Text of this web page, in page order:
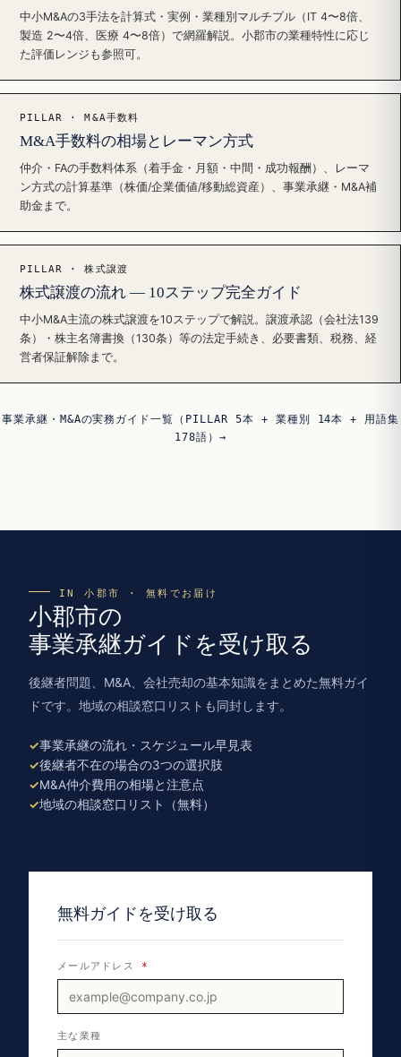
中小M&Aの3手法を計算式・実例・業種別マルチプル（IT 4〜8倍、
製造 2〜4倍、医療 4〜8倍）で網羅解説。小郡市の業種特性に応じ
た評価レンジも参照可。
PILLAR · M&A手数料
M&A手数料の相場とレーマン方式
仲介・FAの手数料体系（着手金・月額・中間・成功報酬）、レーマ
ン方式の計算基準（株価/企業価値/移動総資産）、事業承継・M&A補
助金まで。
PILLAR · 株式譲渡
株式譲渡の流れ — 10ステップ完全ガイド
中小M&A主流の株式譲渡を10ステップで解説。譲渡承認（会社法139
条）・株主名簿書換（130条）等の法定手続き、必要書類、税務、経
営者保証解除まで。
事業承継・M&Aの実務ガイド一覧（PILLAR 5本 + 業種別 14本 + 用語集
178語）→
IN 小郡市 · 無料でお届け
小郡市の
事業承継ガイドを受け取る
後継者問題、M&A、会社売却の基本知識をまとめた無料ガイ
ドです。地域の相談窓口リストも同封します。
事業承継の流れ・スケジュール早見表
後継者不在の場合の3つの選択肢
M&A仲介費用の相場と注意点
地域の相談窓口リスト（無料）
無料ガイドを受け取る
メールアドレス *
主な業種